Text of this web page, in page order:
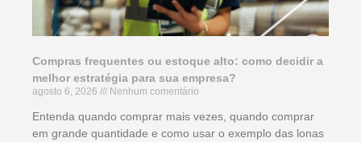
Compras frequentes ou estoque alto: como decidir a
melhor estratégia para sua empresa?
agosto 6, 2026 Nenhum comentário
Entenda quando comprar mais vezes, quando comprar
em grande quantidade e como usar o exemplo das lonas